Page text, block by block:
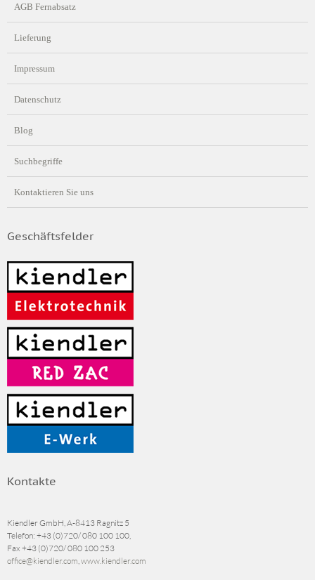
AGB Fernabsatz
Lieferung
Impressum
Datenschutz
Blog
Suchbegriffe
Kontaktieren Sie uns
Geschäftsfelder
Kontakte
Kiendler GmbH, A-8413 Ragnitz 5
Telefon: +43 (0)720/ 080 100 100
Fax +43 (0)720/ 080 100 253
office@kiendler.com www.kiendler.com